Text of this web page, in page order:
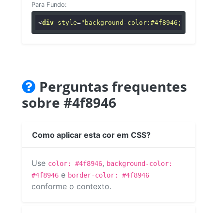
Para Fundo:
<div style="background-color:#4f8946;"
Perguntas frequentes
sobre #4f8946
Como aplicar esta cor em CSS?
Use color: #4f8946, background-color:
#4f8946 e border-color: #4f8946
conforme o contexto.